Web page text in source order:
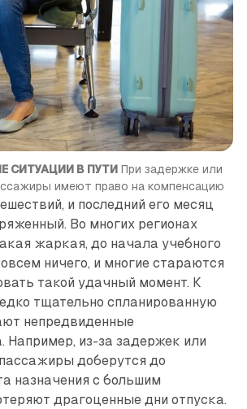
СИТУАЦИИ В ПУТИ При задержке или
имеют право на компенсацию
и последний его месяц
Во многих регионах
жаркая, до начала учебного
ничего, и многие стараются
такой удачный момент. К
тщательно спланированную
непредвиденные
Например, из-за задержек или
доберутся до
назначения с большим
драгоценные дни отпуска.